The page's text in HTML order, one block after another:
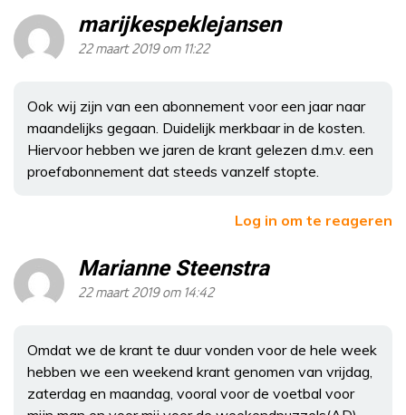
marijkespeklejansen
22 maart 2019 om 11:22
Ook wij zijn van een abonnement voor een jaar naar
maandelijks gegaan. Duidelijk merkbaar in de kosten.
Hiervoor hebben we jaren de krant gelezen d.m.v. een
proefabonnement dat steeds vanzelf stopte.
Log in om te reageren
Marianne Steenstra
22 maart 2019 om 14:42
Omdat we de krant te duur vonden voor de hele week
hebben we een weekend krant genomen van vrijdag,
zaterdag en maandag, vooral voor de voetbal voor